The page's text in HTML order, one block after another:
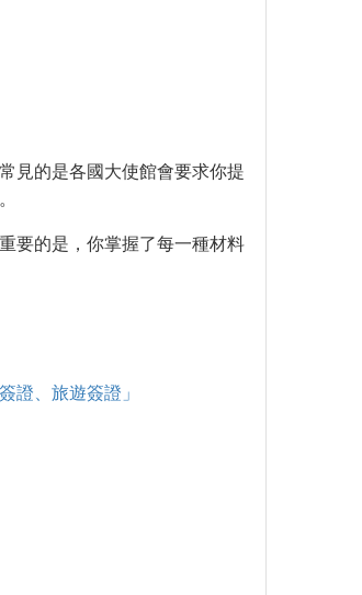
見的是各國大使館會要求你提
要的是，你掌握了每一種材料
證、旅遊簽證」